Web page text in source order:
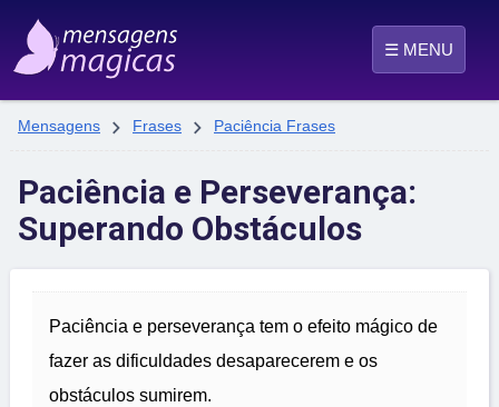
☰ MENU
Mensagens  Frases  Paciência Frases
Paciência e Perseverança:
Superando Obstáculos
Paciência e perseverança tem o efeito mágico de
fazer as dificuldades desaparecerem e os
obstáculos sumirem.